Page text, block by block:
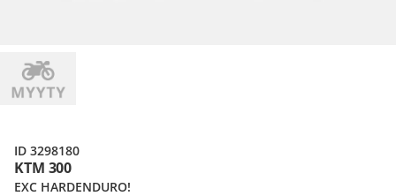
KTM 300
EXC HARDENDURO!
ID 3298180